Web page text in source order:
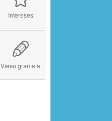
Intereses
Viesu grāmata